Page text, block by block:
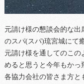
元請け様の懇談会的な出
のスパ(スパ)琉宮城にて
元請け様を通してのこの
めると思うと今年もかっ
各協力会社の皆さま方と